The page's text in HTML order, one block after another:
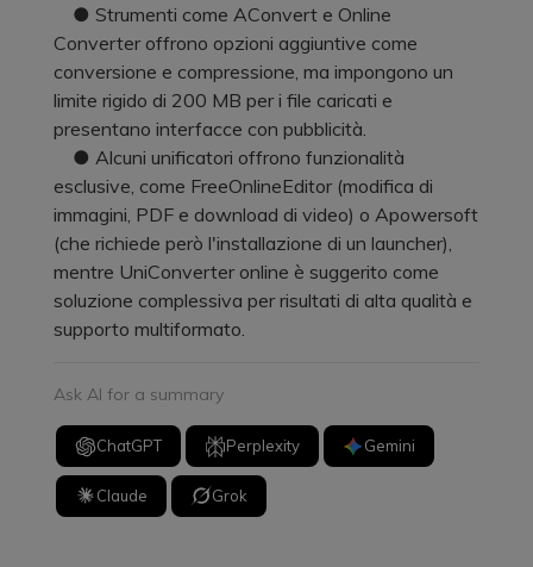
● Strumenti come AConvert e Online
Converter offrono opzioni aggiuntive come
conversione e compressione, ma impongono un
limite rigido di 200 MB per i file caricati e
presentano interfacce con pubblicità.
● Alcuni unificatori offrono funzionalità
esclusive, come FreeOnlineEditor (modifica di
immagini, PDF e download di video) o Apowersoft
(che richiede però l'installazione di un launcher),
mentre UniConverter online è suggerito come
soluzione complessiva per risultati di alta qualità e
supporto multiformato.
Ask AI for a summary
ChatGPT Perplexity Gemini
Claude Grok